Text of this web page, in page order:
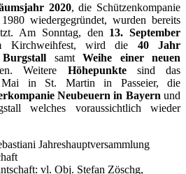
2020, die Schützenkompanie
wiedergegründet, wurden bereits
Am Sonntag, den 13. September
Kirchweihfest, wird die 40 Jahr
samtWeihe einer neuen
Weitere Höhepunktesind das
in St. Martin in Passeier, die
Neubeuern in Bayern und
welches voraussichtlich wieder
vl. Obj. Stefan Zöschg,